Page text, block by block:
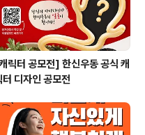
릭터 공모전] 한신우동 공식 캐
터 디자인 공모전